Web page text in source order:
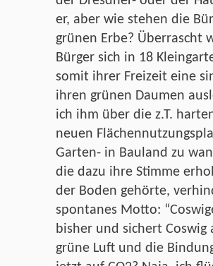
er, aber wie stehen die
grünen Erbe? Überrascht
Bürger sich in 18
somit ihrer Freizeit eine
ihren grünen Daumen
ich ihm über die z.T.
neuen
Garten- in Bauland zu
die dazu ihre Stimme
der Boden gehörte,
spontanes Motto:
bisher und sichert
grüne Luft und die